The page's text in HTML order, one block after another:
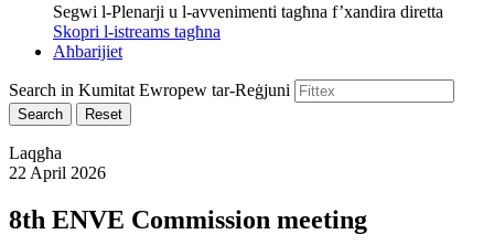
Segwi l-Plenarji u l-avvenimenti tagħna f’xandira diretta
Skopri l-istreams tagħna
Aħbarijiet
Search in Kumitat Ewropew tar-Reġjuni
Search Reset
Laqgħa
22 April 2026
8th ENVE Commission meeting